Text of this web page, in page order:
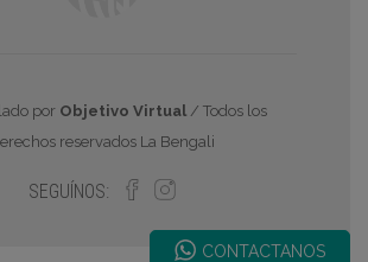
CONTACTANOS
por Objetivo Virtual / Todos los
reservados La Bengali
SEGUÍNOS: